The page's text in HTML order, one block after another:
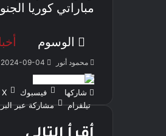
مباراتي كوريا
الوسوم
محمود أنور 2024-09-04
شاركها فيسبوك ‫X
تيلقرام
مشاركة عبر